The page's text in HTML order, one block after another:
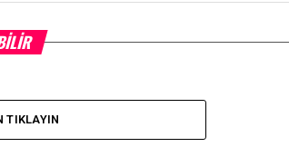
TIKLAYIN